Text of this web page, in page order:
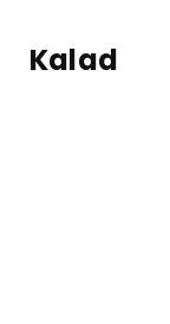
Kalad